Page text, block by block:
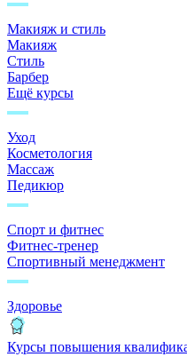
Макияж и стиль
Макияж
Стиль
Барбер
Ещё курсы
Уход
Косметология
Массаж
Педикюр
Спорт и фитнес
Фитнес-тренер
Спортивный менеджмент
Здоровье
Курсы повышения